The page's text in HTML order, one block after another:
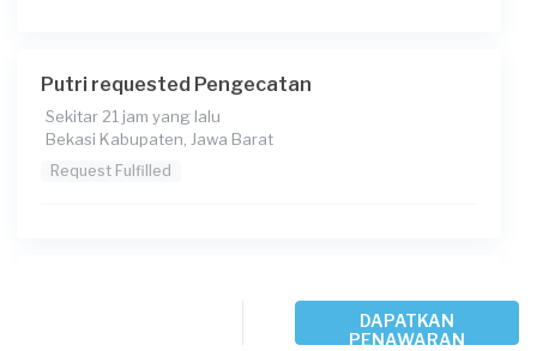
Putri requested Pengecatan
Sekitar 21 jam yang lalu
Bekasi Kabupaten, Jawa Barat
Request Fulfilled
DAPATKAN
PENAWARAN